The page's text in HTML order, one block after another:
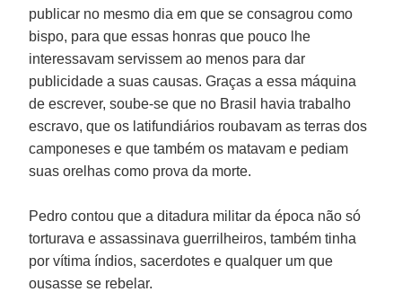
publicar no mesmo dia em que se consagrou como
bispo, para que essas honras que pouco lhe
interessavam servissem ao menos para dar
publicidade a suas causas. Graças a essa máquina
de escrever, soube-se que no Brasil havia trabalho
escravo, que os latifundiários roubavam as terras dos
camponeses e que também os matavam e pediam
suas orelhas como prova da morte.
Pedro contou que a ditadura militar da época não só
torturava e assassinava guerrilheiros, também tinha
por vítima índios, sacerdotes e qualquer um que
ousasse se rebelar.